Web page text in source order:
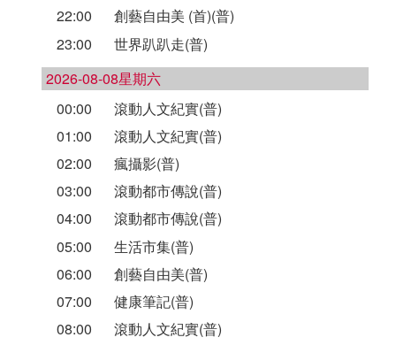
22:00
創藝自由美 (首)(普)
23:00
世界趴趴走(普)
2026-08-08星期六
00:00
滾動人文紀實(普)
01:00
滾動人文紀實(普)
02:00
瘋攝影(普)
03:00
滾動都市傳說(普)
04:00
滾動都市傳說(普)
05:00
生活市集(普)
06:00
創藝自由美(普)
07:00
健康筆記(普)
08:00
滾動人文紀實(普)